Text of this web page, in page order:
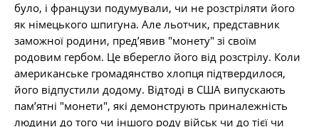
було, і французи подумували, чи не розстріляти його
як німецького шпигуна. Але льотчик, представник
заможної родини, пред’явив "монету" зі своїм
родовим гербом. Це вберегло його від розстрілу. Коли
американське громадянство хлопця підтвердилося,
його відпустили додому. Відтоді в США випускають
пам’ятні "монети", які демонструють приналежність
людини до того чи іншого роду військ чи до тієї чи